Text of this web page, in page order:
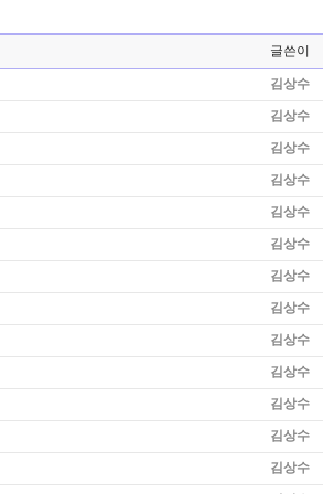
글쓴이
김상수
김상수
김상수
김상수
김상수
김상수
김상수
김상수
김상수
김상수
김상수
김상수
김상수